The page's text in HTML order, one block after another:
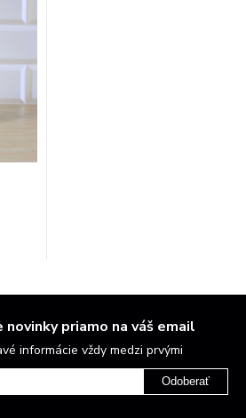
priamo na váš email
informácie vždy medzi prvými
Odoberať